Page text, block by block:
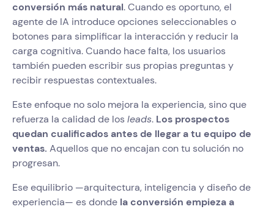
conversión más natural. Cuando es oportuno, el
agente de IA introduce opciones seleccionables o
botones para simplificar la interacción y reducir la
carga cognitiva. Cuando hace falta, los usuarios
también pueden escribir sus propias preguntas y
recibir respuestas contextuales.
Este enfoque no solo mejora la experiencia, sino que
refuerza la calidad de los leads. Los prospectos
quedan cualificados antes de llegar a tu equipo de
ventas. Aquellos que no encajan con tu solución no
progresan.
Ese equilibrio —arquitectura, inteligencia y diseño de
experiencia— es donde la conversión empieza a